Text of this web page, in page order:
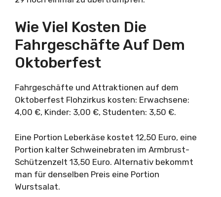
Wie Viel Kosten Die
Fahrgeschäfte Auf Dem
Oktoberfest
Fahrgeschäfte und Attraktionen auf dem
Oktoberfest Flohzirkus kosten: Erwachsene:
4,00 €, Kinder: 3,00 €, Studenten: 3,50 €.
Eine Portion Leberkäse kostet 12,50 Euro, eine
Portion kalter Schweinebraten im Armbrust-
Schützenzelt 13,50 Euro. Alternativ bekommt
man für denselben Preis eine Portion
Wurstsalat.